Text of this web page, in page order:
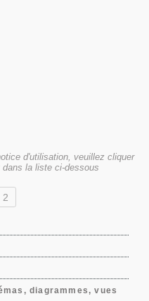
d'utilisation, veuillez cliquer
la liste ci-dessous
2
diagrammes, vues